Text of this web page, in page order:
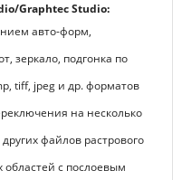
Graphtec Studio:
авто-форм,
зеркало, подгонка по
tiff, jpeg и др. форматов
на несколько
файлов растрового
с послоевым